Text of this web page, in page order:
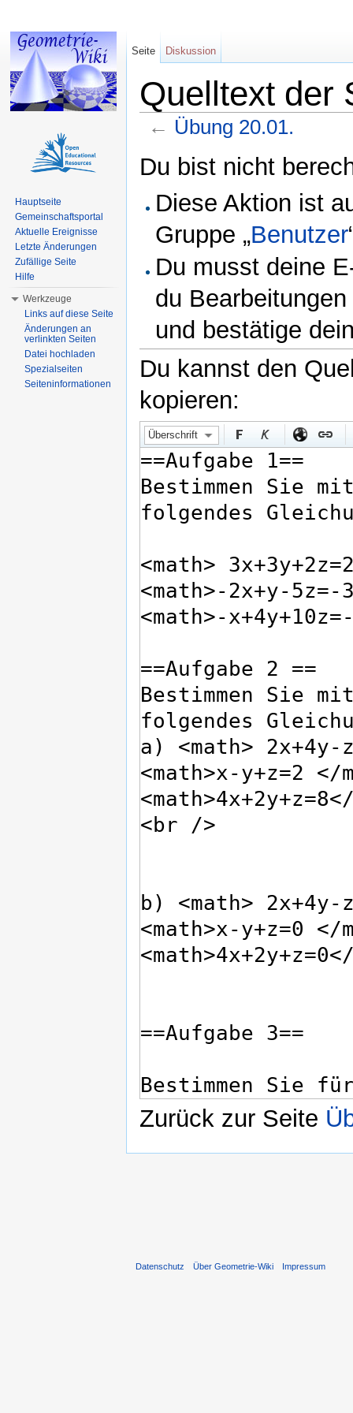
Quelltext der
← Übung 20.01.
Du bist nicht
Diese Aktion ist
Gruppe „Benutzer
Du musst deine
du
und bestätige
Du kannst den
kopieren:
Überschrift
Zurück zur Seite
Seite Diskussion
Hauptseite
Gemeinschaftsportal
Aktuelle Ereignisse
Letzte Änderungen
Zufällige Seite
Hilfe
Werkzeuge
Links auf diese Seite
Änderungen an
verlinkten Seiten
Datei hochladen
Spezialseiten
Seiteninformationen
Datenschutz Über Geometrie-Wiki Impressum